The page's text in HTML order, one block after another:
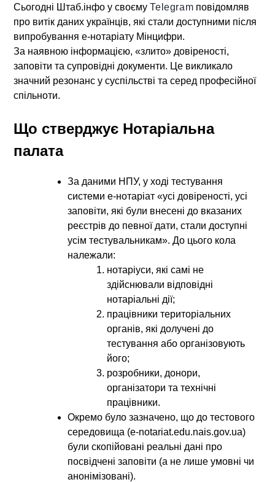
Сьогодні Штаб.інфо у своємуTelegram повідомляв
про витік даних українців, які стали доступними після
випробування е-нотаріату Мінцифри.
За наявною інформацією, «злито» довіреності,
заповіти та супровідні документи. Це викликало
значний резонанс у суспільстві та серед професійної
спільноти.
Що стверджує Нотаріальна
палата
За даними НПУ, у ході тестування
системи е-нотаріат «усі довіреності, усі
заповіти, які були внесені до вказаних
реєстрів до певної дати, стали доступні
усім тестувальникам». До цього кола
належали:
нотаріуси, які самі не
здійснювали відповідні
нотаріальні дії;
працівники територіальних
органів, які долучені до
тестування або організовують
його;
розробники, донори,
організатори та технічні
працівники.
Окремо було зазначено, що до тестового
середовища (е-notariat.edu.nais.gov.ua)
були скопійовані реальні дані про
посвідчені заповіти (а не лише умовні чи
анонімізовані).